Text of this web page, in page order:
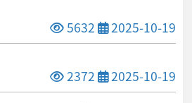
點閱次數
5632 發布日期
2025-10-19
點閱次數
2372 發布日期
2025-10-19